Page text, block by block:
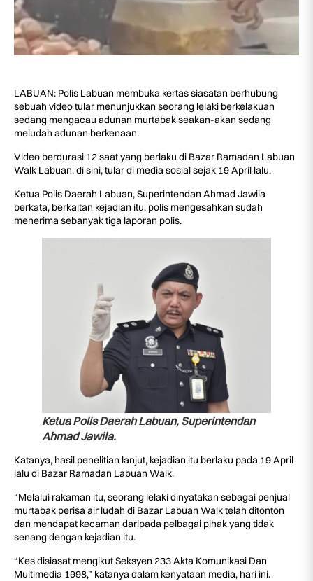
LABUAN: Polis Labuan membuka kertas siasatan berhubung
sebuah video tular menunjukkan seorang lelaki berkelakuan
sedang mengacau adunan murtabak seakan-akan sedang
meludah adunan berkenaan.
Video berdurasi 12 saat yang berlaku di Bazar Ramadan Labuan
Walk Labuan, di sini, tular di media sosial sejak 19 April lalu.
Ketua Polis Daerah Labuan, Superintendan Ahmad Jawila
berkata, berkaitan kejadian itu, polis mengesahkan sudah
menerima sebanyak tiga laporan polis.
Ketua Polis Daerah Labuan, Superintendan
Ahmad Jawila.
Katanya, hasil penelitian lanjut, kejadian itu berlaku pada 19 April
lalu di Bazar Ramadan Labuan Walk.
“Melalui rakaman itu, seorang lelaki dinyatakan sebagai penjual
murtabak perisa air ludah di Bazar Labuan Walk telah ditonton
dan mendapat kecaman daripada pelbagai pihak yang tidak
senang dengan kejadian itu.
“Kes disiasat mengikut Seksyen 233 Akta Komunikasi Dan
Multimedia 1998,” katanya dalam kenyataan media, hari ini.